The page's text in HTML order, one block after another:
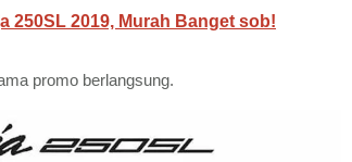
250SL 2019, Murah Banget sob!
promo berlangsung.